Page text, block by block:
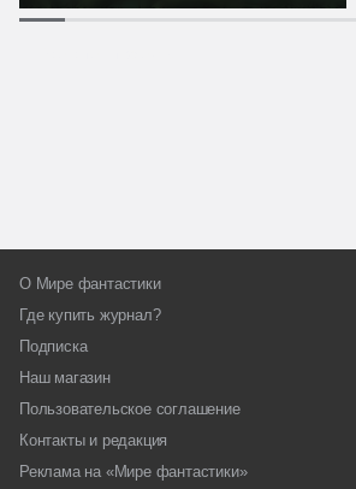
О Мире фантастики
Где купить журнал?
Подписка
Наш магазин
Пользовательское соглашение
Контакты и редакция
Реклама на «Мире фантастики»